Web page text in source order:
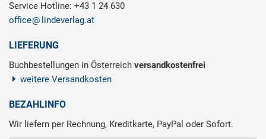
Service Hotline: +43 1 24 630
office
lindeverlag.at
LIEFERUNG
Buchbestellungen in Österreich versandkostenfrei
weitere Versandkosten
BEZAHLINFO
Wir liefern per Rechnung, Kreditkarte, PayPal oder Sofort.